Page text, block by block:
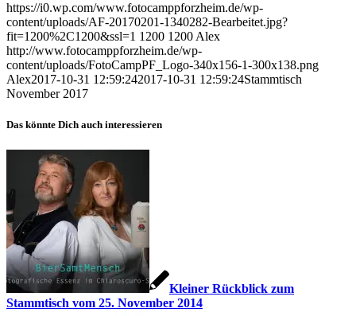
https://i0.wp.com/www.fotocamppforzheim.de/wp-
content/uploads/AF-20170201-1340282-Bearbeitet.jpg?
fit=1200%2C1200&ssl=1 1200 1200 Alex
http://www.fotocamppforzheim.de/wp-
content/uploads/FotoCampPF_Logo-340x156-1-300x138.png
Alex2017-10-31 12:59:242017-10-31 12:59:24Stammtisch
November 2017
Das könnte Dich auch interessieren
Kleiner Rückblick zum
Stammtisch vom 25. November 2014